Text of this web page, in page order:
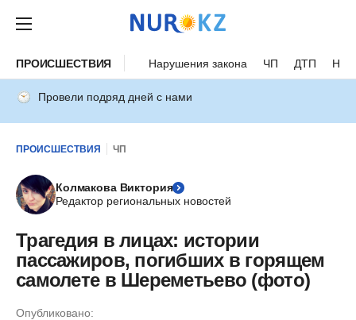
ПРОИСШЕСТВИЯ Нарушения закона ЧП ДТП
Провели подряд дней с нами
ПРОИСШЕСТВИЯ ЧП
Колмакова Виктория
Редактор региональных новостей
Трагедия в лицах: истории
пассажиров, погибших в горящем
самолете в Шереметьево (фото)
Опубликовано: